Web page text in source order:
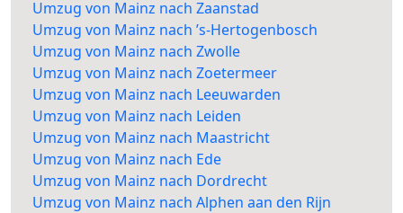
Umzug von Mainz nach Zaanstad
Umzug von Mainz nach ’s-Hertogenbosch
Umzug von Mainz nach Zwolle
Umzug von Mainz nach Zoetermeer
Umzug von Mainz nach Leeuwarden
Umzug von Mainz nach Leiden
Umzug von Mainz nach Maastricht
Umzug von Mainz nach Ede
Umzug von Mainz nach Dordrecht
Umzug von Mainz nach Alphen aan den Rijn